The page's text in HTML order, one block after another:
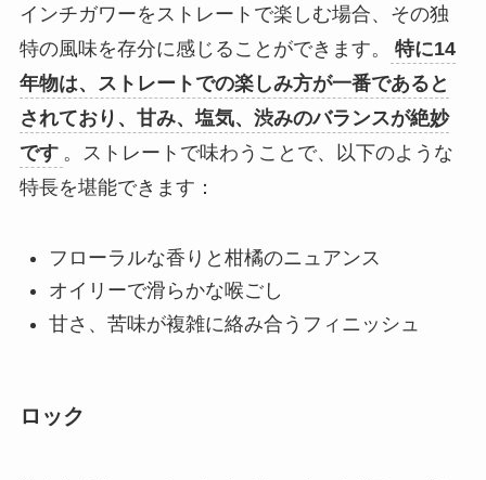
インチガワーをストレートで楽しむ場合、その独
特の風味を存分に感じることができます。
特に14
年物は、ストレートでの楽しみ方が一番であると
されており、甘み、塩気、渋みのバランスが絶妙
です 。ストレートで味わうことで、以下のような
特長を堪能できます：
フローラルな香りと柑橘のニュアンス
オイリーで滑らかな喉ごし
甘さ、苦味が複雑に絡み合うフィニッシュ
ロック